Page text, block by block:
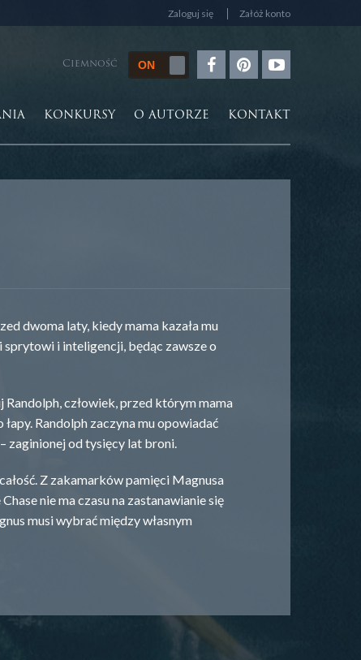
Zaloguj się Załóż konto
Ciemność
KONKURSY O AUTORZE KONTAKT
dwoma laty, kiedy mama kazała mu
sprytowi i inteligencji, będąc zawsze o
Randolph, człowiek, przed którym mama
Randolph zaczyna mu opowiadać
zaginionej od tysięcy lat broni.
Z zakamarków pamięci Magnusa
nie ma czasu na zastanawianie się
musi wybrać między własnym